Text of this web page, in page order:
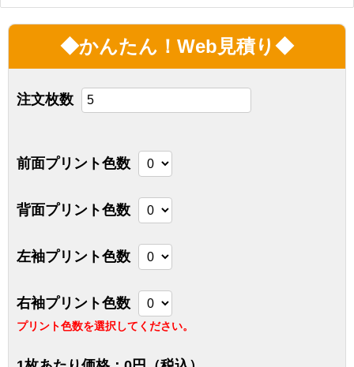
◆かんたん！Web見積り◆
注文枚数
前面プリント色数
背面プリント色数
左袖プリント色数
右袖プリント色数
プリント色数を選択してください。